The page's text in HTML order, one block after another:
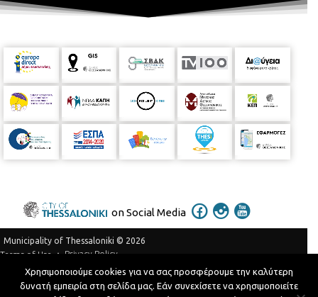
on Social Media
Municipality of Thessaloniki © 2026
Terms of Use
Privacy Policy
Telephone Catalog
Χρησιμοποιούμε cookies για να σας προσφέρουμε την καλύτερη
δυνατή εμπειρία στη σελίδα μας. Εάν συνεχίσετε να χρησιμοποιείτε